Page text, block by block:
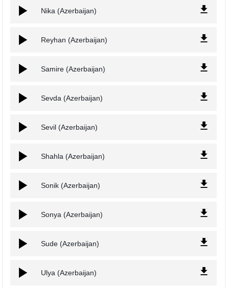
Nika (Azerbaijan)
Reyhan (Azerbaijan)
Samire (Azerbaijan)
Sevda (Azerbaijan)
Sevil (Azerbaijan)
Shahla (Azerbaijan)
Sonik (Azerbaijan)
Sonya (Azerbaijan)
Sude (Azerbaijan)
Ulya (Azerbaijan)